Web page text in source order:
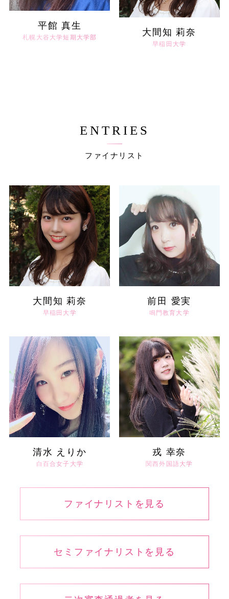
平館 真生
札幌大谷大学短期大学部
大間知 莉奈
早稲田大学
ENTRIES
ファイナリスト
大間知 莉奈
早稲田大学
前田 愛実
鳴門教育大学
清水 えりか
白百合女子大学
戎 幸奈
関西外国語大学
ファイナリストを見る
セミファイナリストを見る